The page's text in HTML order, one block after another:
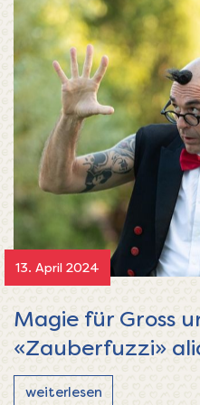
13. April 2024
Magie für Gross
«Zauberfuzzi»
weiterlesen